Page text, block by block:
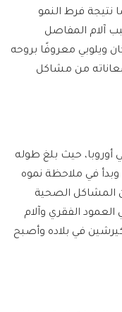
أيضًا نتيجة فرط النمو
آلام المفاصل
ويلوبي معروفًا بروحه
توفي في عام 1987 بعد معاناته من مشاكل
حيث بلغ طوله
1983 في فرنسا، وبدأ في ملاحظة نموه
المشاكل الصحية
الفقري وآلام
في بلاده وأصبح